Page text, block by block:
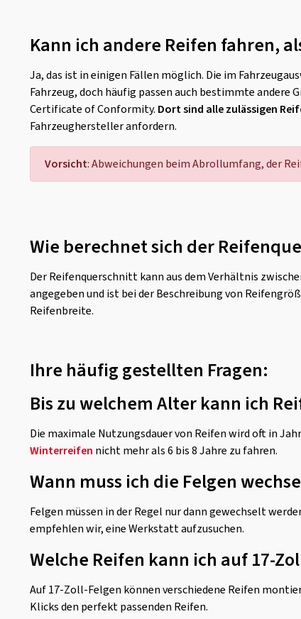
Kann ich andere Reifen fahren,
Ja, das ist in einigen Fällen möglich. Die im
Fahrzeug, doch häufig passen auch bestimmte
Certificate of Conformity. Dort sind alle zulässigen
Fahrzeughersteller anfordern.
Vorsicht: Abweichungen beim Abrollumfang, der
Wie berechnet sich der
Der Reifenquerschnitt kann aus dem Verhältnis
angegeben und ist bei der Beschreibung von
Reifenbreite.
Ihre häufig gestellten Fragen:
Bis zu welchem Alter kann ich
Die maximale Nutzungsdauer von Reifen wird oft in
Winterreifen nicht mehr als 6 bis 8 Jahre zu fahren.
Wann muss ich die Felgen
Felgen müssen in der Regel nur dann gewechselt
empfehlen wir, eine Werkstatt aufzusuchen.
Welche Reifen kann ich auf 17-
Auf 17-Zoll-Felgen können verschiedene Reifen
Klicks den perfekt passenden Reifen.